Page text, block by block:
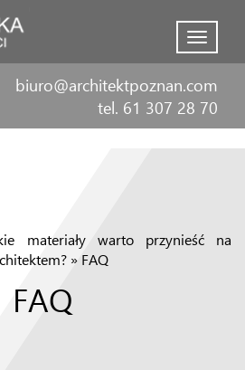
Menu
biuro@architektpoznan.com
tel. 61 307 28 70
materiały warto przynieść na
» FAQ
FAQ